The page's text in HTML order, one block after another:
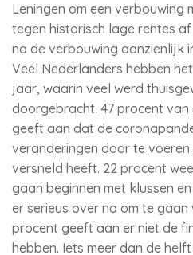
Leningen om een verbouwing
tegen historisch lage rentes
na de verbouwing aanzienlijk
Veel Nederlanders hebben
jaar, waarin veel werd
doorgebracht. 47 procent van
geeft aan dat de
veranderingen door te
versneld heeft. 22 procent
gaan beginnen met klussen
er serieus over na om te gaan
procent geeft aan er niet de
hebben. Iets meer dan de